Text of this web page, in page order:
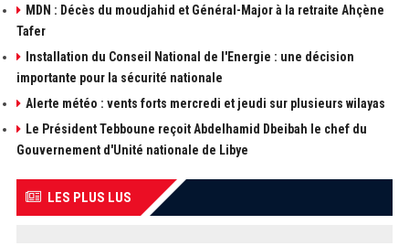
MDN : Décès du moudjahid et Général-Major à la retraite Ahçène
Tafer
Installation du Conseil National de l'Energie : une décision
importante pour la sécurité nationale
Alerte météo : vents forts mercredi et jeudi sur plusieurs wilayas
Le Président Tebboune reçoit Abdelhamid Dbeibah le chef du
Gouvernement d'Unité nationale de Libye
LES PLUS LUS